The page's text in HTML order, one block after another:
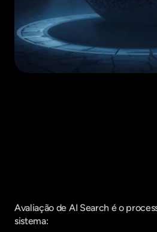
Avaliação de AI Search é o
sistema: